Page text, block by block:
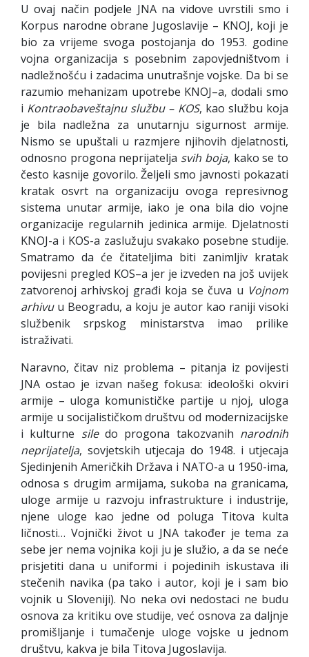
U ovaj način podjele JNA na vidove uvrstili smo i
Korpus narodne obrane Jugoslavije – KNOJ, koji je
bio za vrijeme svoga postojanja do 1953. godine
vojna organizacija s posebnim zapovjedništvom i
nadležnošću i zadacima unutrašnje vojske. Da bi se
razumio mehanizam upotrebe KNOJ–a, dodali smo
i Kontraobaveštajnu službu – KOS, kao službu koja
je bila nadležna za unutarnju sigurnost armije.
Nismo se upuštali u razmjere njihovih djelatnosti,
odnosno progona neprijatelja svih boja, kako se to
često kasnije govorilo. Željeli smo javnosti pokazati
kratak osvrt na organizaciju ovoga represivnog
sistema unutar armije, iako je ona bila dio vojne
organizacije regularnih jedinica armije. Djelatnosti
KNOJ-a i KOS-a zaslužuju svakako posebne studije.
Smatramo da će čitateljima biti zanimljiv kratak
povijesni pregled KOS–a jer je izveden na još uvijek
zatvorenoj arhivskoj građi koja se čuva u Vojnom
arhivuu Beogradu, a koju je autor kao raniji visoki
službenik srpskog ministarstva imao prilike
istraživati.
Naravno, čitav niz problema – pitanja iz povijesti
JNA ostao je izvan našeg fokusa: ideološki okviri
armije – uloga komunističke partije u njoj, uloga
armije u socijalističkom društvu od modernizacijske
i kulturne siledo progona takozvanih narodnih
neprijatelja, sovjetskih utjecaja do 1948. i utjecaja
Sjedinjenih Američkih Država i NATO-a u 1950-ima,
odnosa s drugim armijama, sukoba na granicama,
uloge armije u razvoju infrastrukture i industrije,
njene uloge kao jedne od poluga Titova kulta
ličnosti… Vojnički život u JNA također je tema za
sebe jer nema vojnika koji ju je služio, a da se neće
prisjetiti dana u uniformi i pojedinih iskustava ili
stečenih navika (pa tako i autor, koji je i sam bio
vojnik u Sloveniji). No neka ovi nedostaci ne budu
osnova za kritiku ove studije, već osnova za daljnje
promišljanje i tumačenje uloge vojske u jednom
društvu, kakva je bila Titova Jugoslavija.